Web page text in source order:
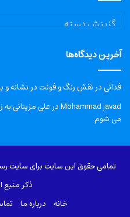
دسترسی
آسان
محتوا
آخرین دیدگاه‌ها
فدائیدرنقش رنگ و فونت در نشانه و
Mohammad javadدرعلی
می شوم
تمامی حقوق این سایت برای سایت
ذکر منبع
خانه
درباره‌ ما